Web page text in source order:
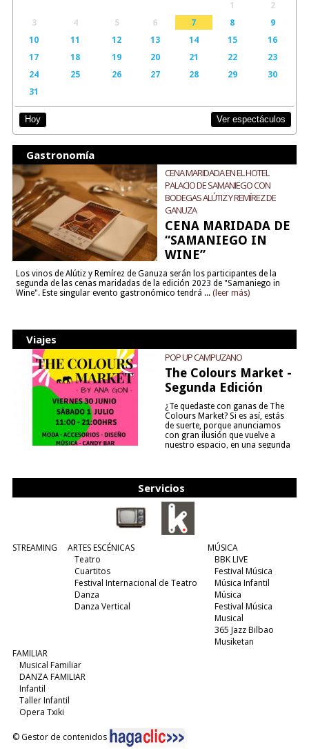
1
2
3
4 5 6 7 8
9
10
11 12 13 14 15
16
17
18 19 20 21 22
23
24
25 26 27 28 29
30
31
Hoy Ver espectáculos
Gastronomía
CENA MARIDADA EN EL HOTEL
PALACIO DE SAMANIEGO CON
BODEGAS ALÚTIZ Y REMÍREZ DE
GANUZA
CENA MARIDADA DE
“SAMANIEGO IN
WINE”
Los vinos de Alútiz y Remírez de Ganuza serán los participantes de la
segunda de las cenas maridadas de la edición 2023 de "Samaniego in
Wine". Este singular evento gastronómico tendrá ... (leer más)
Viajes
POP UP CAMPUZANO
The Colours Market -
Segunda Edición
¿Te quedaste con ganas de The
Colours Market? Si es así, estás
de suerte, porque anunciamos
con gran ilusión que vuelve a
nuestro espacio, en una segunda
Servicios
STREAMING
ARTES ESCÉNICAS
Teatro
Cuartitos
Festival Internacional de Teatro
Danza
Danza Vertical
MÚSICA
BBK LIVE
Festival Música
Música Infantil
Música
Festival Música
Musical
365 Jazz Bilbao
Musiketan
FAMILIAR
Musical Familiar
DANZA FAMILIAR
Infantil
Taller Infantil
Opera Txiki
© Gestor de contenidos